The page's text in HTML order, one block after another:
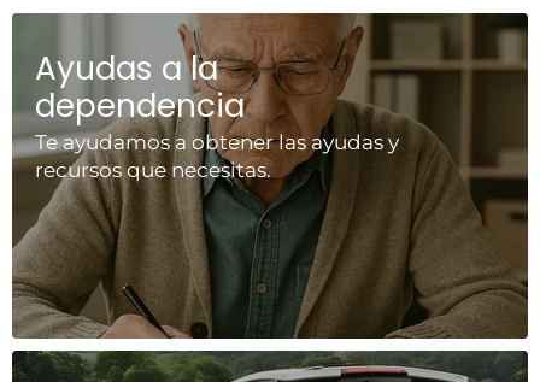
Ayudas a la
dependencia
Te ayudamos a obtener las ayudas y
recursos que necesitas.